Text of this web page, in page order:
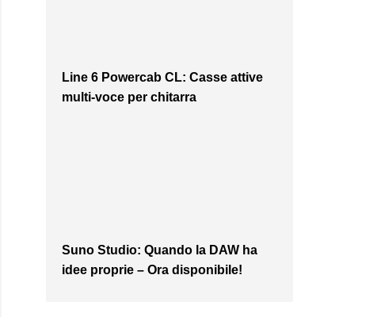
Line 6 Powercab CL: Casse attive
multi-voce per chitarra
Suno Studio: Quando la DAW ha
idee proprie – Ora disponibile!